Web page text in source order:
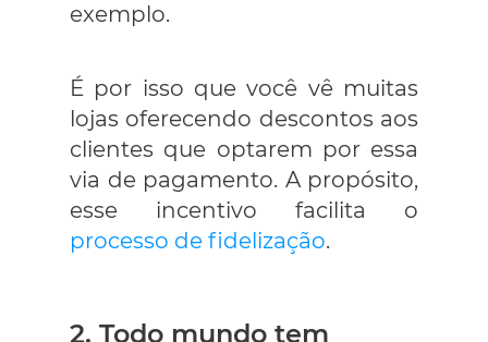
exemplo.
É por isso que você vê muitas
lojas oferecendo descontos aos
clientes que optarem por essa
via de pagamento. A propósito,
esse incentivo facilita o
processo de fidelização.
2. Todo mundo tem